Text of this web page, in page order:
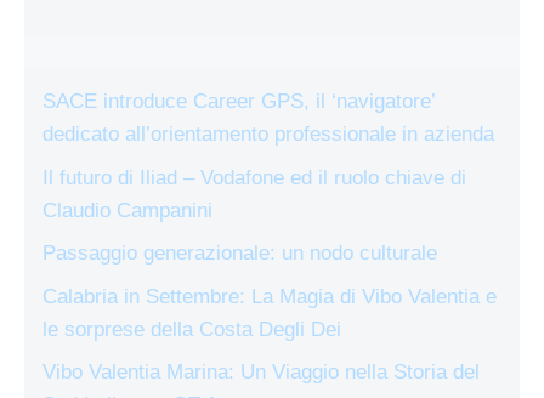
SACE introduce Career GPS, il ‘navigatore’
dedicato all’orientamento professionale in azienda
Il futuro di Iliad – Vodafone ed il ruolo chiave di
Claudio Campanini
Passaggio generazionale: un nodo culturale
Calabria in Settembre: La Magia di Vibo Valentia e
le sorprese della Costa Degli Dei
Vibo Valentia Marina: Un Viaggio nella Storia del